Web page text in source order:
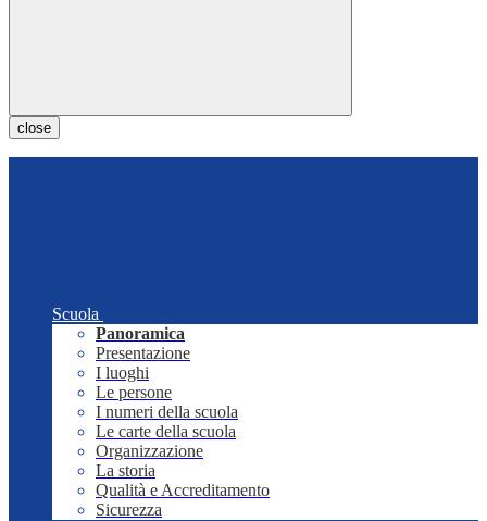
close
Scuola
Panoramica
Presentazione
I luoghi
Le persone
I numeri della scuola
Le carte della scuola
Organizzazione
La storia
Qualità e Accreditamento
Sicurezza